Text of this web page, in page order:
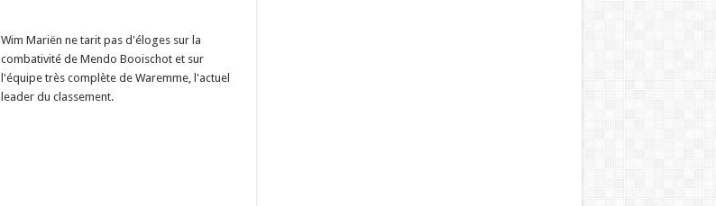
Wim Mariën ne tarit pas d'éloges sur la
combativité de Mendo Booischot et sur
l'équipe très complète de Waremme, l'actuel
leader du classement.